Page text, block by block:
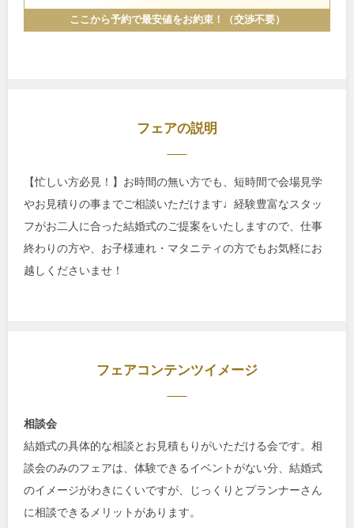
ここから予約で最安値をお約束！（交渉不要）
フェアの説明
【忙しい方必見！】お時間の無い方でも、短時間で会場見学
やお見積りの事までご相談いただけます♩経験豊富なスタッ
フがお二人に合った結婚式のご提案をいたしますので、仕事
終わりの方や、お子様連れ・マタニティの方でもお気軽にお
越しくださいませ！
フェアコンテンツイメージ
相談会
結婚式の具体的な相談とお見積もりがいただける会です。相
談会のみのフェアは、体験できるイベントがない分、結婚式
のイメージがわきにくいですが、じっくりとプランナーさん
に相談できるメリットがあります。